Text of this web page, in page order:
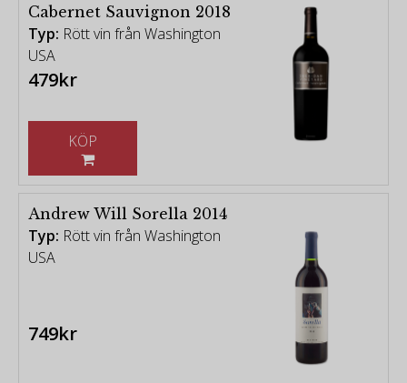
Cabernet Sauvignon 2018
Typ: Rött vin från Washington
USA
479kr
Andrew Will Sorella 2014
Typ: Rött vin från Washington
USA
749kr